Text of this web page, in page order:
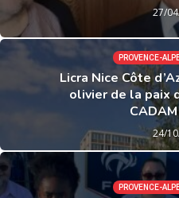
27/
PROVENCE-
Licra Nice Côte
olivier de la paix
24/
PROVENCE-